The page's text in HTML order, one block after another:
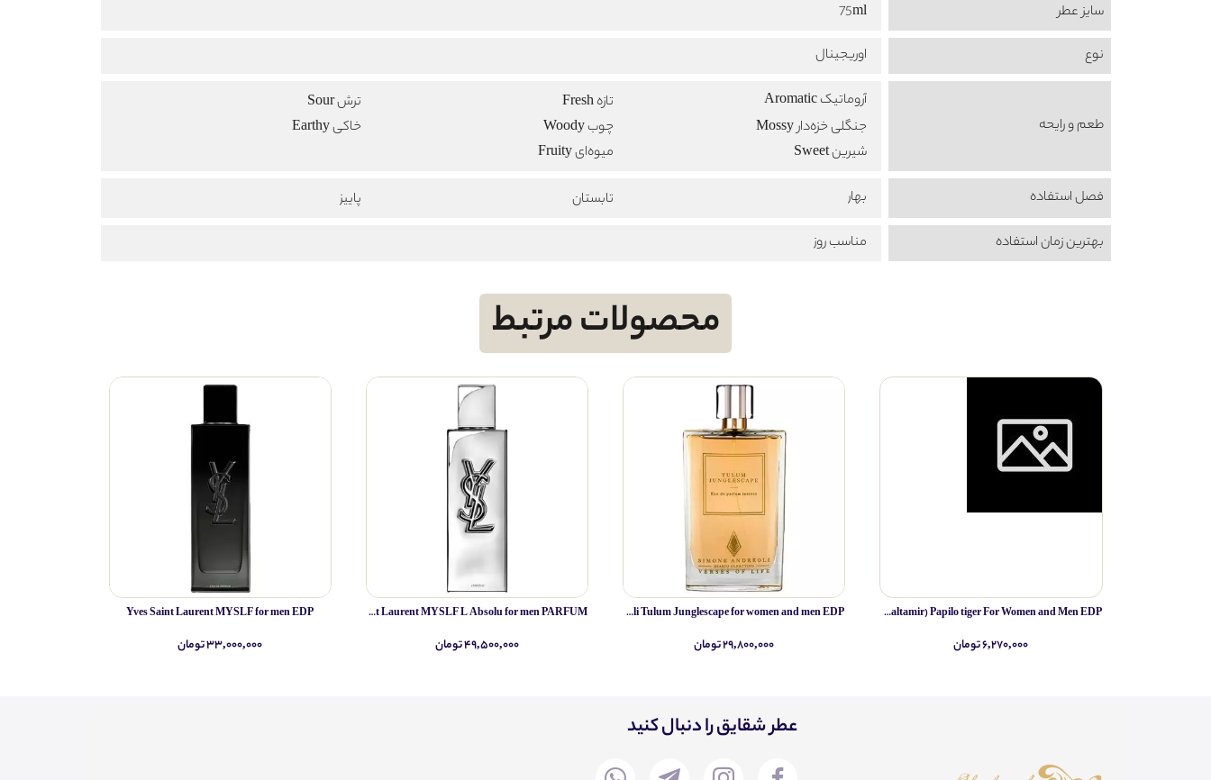
سایز عطر
75ml
نوع
اوریجینال
طعم‌ و رایحه
آروماتیک Aromatic تازه Fresh
ترش Sour
جنگلی خزه‌دار Mossy
چوب Woody
خاکی Earthy
شیرین Sweet
میوه‌ای Fruity
فصل استفاده بهار تابستان
پاییز
بهترین زمان استفاده
مناسب روز
محصولات مرتبط
IRIB Espigan (altamir) Papilo tiger For Women and Men EDP
۶,۲۷۰,۰۰۰ تومان
Simone Andreoli Tulum Junglescape for women and men EDP
۲۹,۸۰۰,۰۰۰ تومان
Yves Saint Laurent MYSLF L Absolu for men PARFUM
۴۹,۵۰۰,۰۰۰ تومان
Yves Saint Laurent MYSLF for men EDP
۳۳,۰۰۰,۰۰۰ تومان
عطر شقایق را دنبال کنید